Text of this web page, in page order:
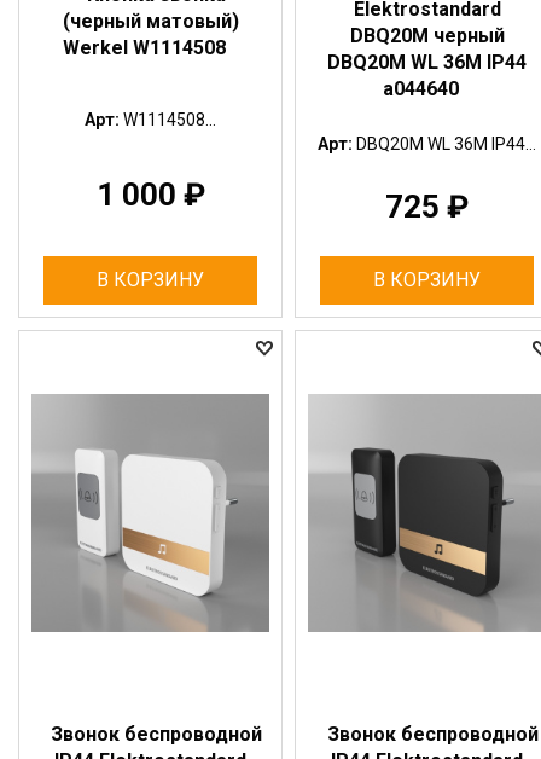
(черный матовый)
Werkel W1114508
Арт: W1114508...
1 000 ₽
В КОРЗИНУ
Elektrostandard
DBQ20M черный
DBQ20M WL 36M IP44
a044640
Арт: DBQ20M WL 36M IP44...
725 ₽
В КОРЗИНУ
Звонок беспроводной
Звонок беспроводной